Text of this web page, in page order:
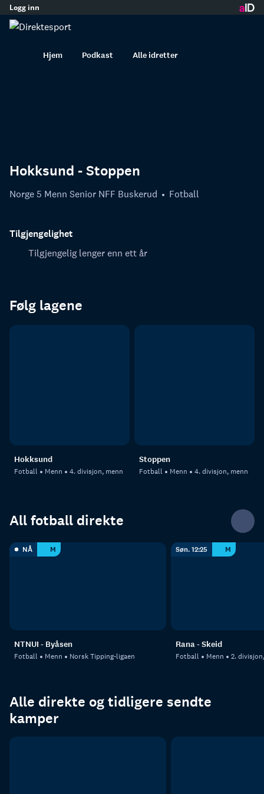
innhold
Logg inn
Hjem Podkast Alle idretter
Hokksund - Stoppen
Norge 5 Menn Senior NFF Buskerud Fotball
Tilgjengelighet
Tilgjengelig lenger enn ett år
Følg lagene
Hokksund
Fotball Menn 4. divisjon, menn
Stoppen
Fotball Menn 4. divisjon, menn
All fotball direkte
NÅ M
NTNUI - Byåsen
Fotball Menn Norsk Tipping-ligaen
Søn. 12:25 M
Rana - Skeid
Fotball Menn 2.
Alle direkte og tidligere sendte
kamper